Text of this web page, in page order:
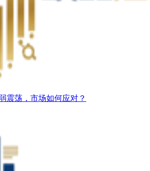
震荡，市场如何应对？